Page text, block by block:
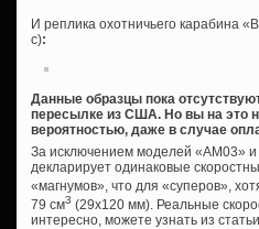
И реплика охотничьего карабина
с):
Данные образцы пока
пересылке из США. Но вы на это
вероятностью, даже в случае
За исключением моделей «AM03»
декларирует одинаковые
«магнумов», что для «суперов»,
79 см3 (29х120 мм). Реальные
интересно, можете узнать из